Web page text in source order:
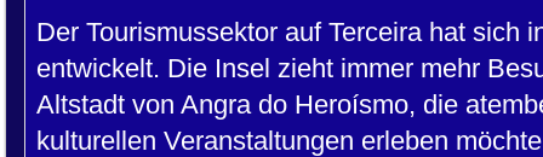
Der Tourismussektor auf Terceira hat sich
entwickelt. Die Insel zieht immer mehr
Altstadt von Angra do Heroísmo, die
kulturellen Veranstaltungen erleben